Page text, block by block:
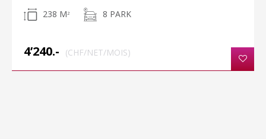
238 M 2 8 PARK
4’240.- (CHF/NET/MOIS)